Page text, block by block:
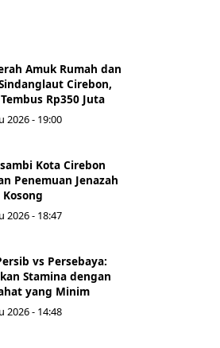
Amuk Rumah dan
Cirebon,
Rp350 Juta
2026 - 19:00
Kota Cirebon
Penemuan Jenazah
2026 - 18:47
vs Persebaya:
Stamina dengan
yang Minim
2026 - 14:48